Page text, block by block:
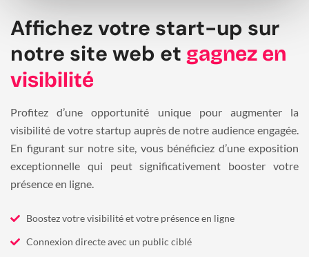
Affichez votre start-up sur
notre site web et gagnez en
visibilité
Profitez d’une opportunité unique pour augmenter la
visibilité de votre startup auprès de notre audience engagée.
En figurant sur notre site, vous bénéficiez d’une exposition
exceptionnelle qui peut significativement booster votre
présence en ligne.
Boostez votre visibilité et votre présence en ligne
Connexion directe avec un public ciblé